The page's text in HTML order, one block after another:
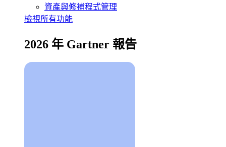
資產與修補程式管理
檢視所有功能
2026 年 Gartner 報告